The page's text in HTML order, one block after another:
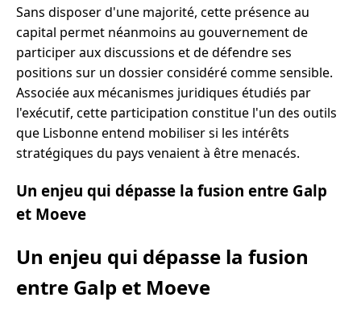
Sans disposer d'une majorité, cette présence au
capital permet néanmoins au gouvernement de
participer aux discussions et de défendre ses
positions sur un dossier considéré comme sensible.
Associée aux mécanismes juridiques étudiés par
l'exécutif, cette participation constitue l'un des outils
que Lisbonne entend mobiliser si les intérêts
stratégiques du pays venaient à être menacés.
Un enjeu qui dépasse la fusion entre Galp
et Moeve
Un enjeu qui dépasse la fusion
entre Galp et Moeve